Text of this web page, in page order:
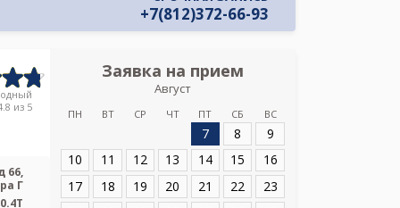
+7(812)372-66-93
из 5
66,
Г
Заявка на прием
Август
ПН ВТ СР ЧТ ПТ СБ ВС
7 8
9
10
11 12 13 14 15
16
17
18 19 20 21 22
23